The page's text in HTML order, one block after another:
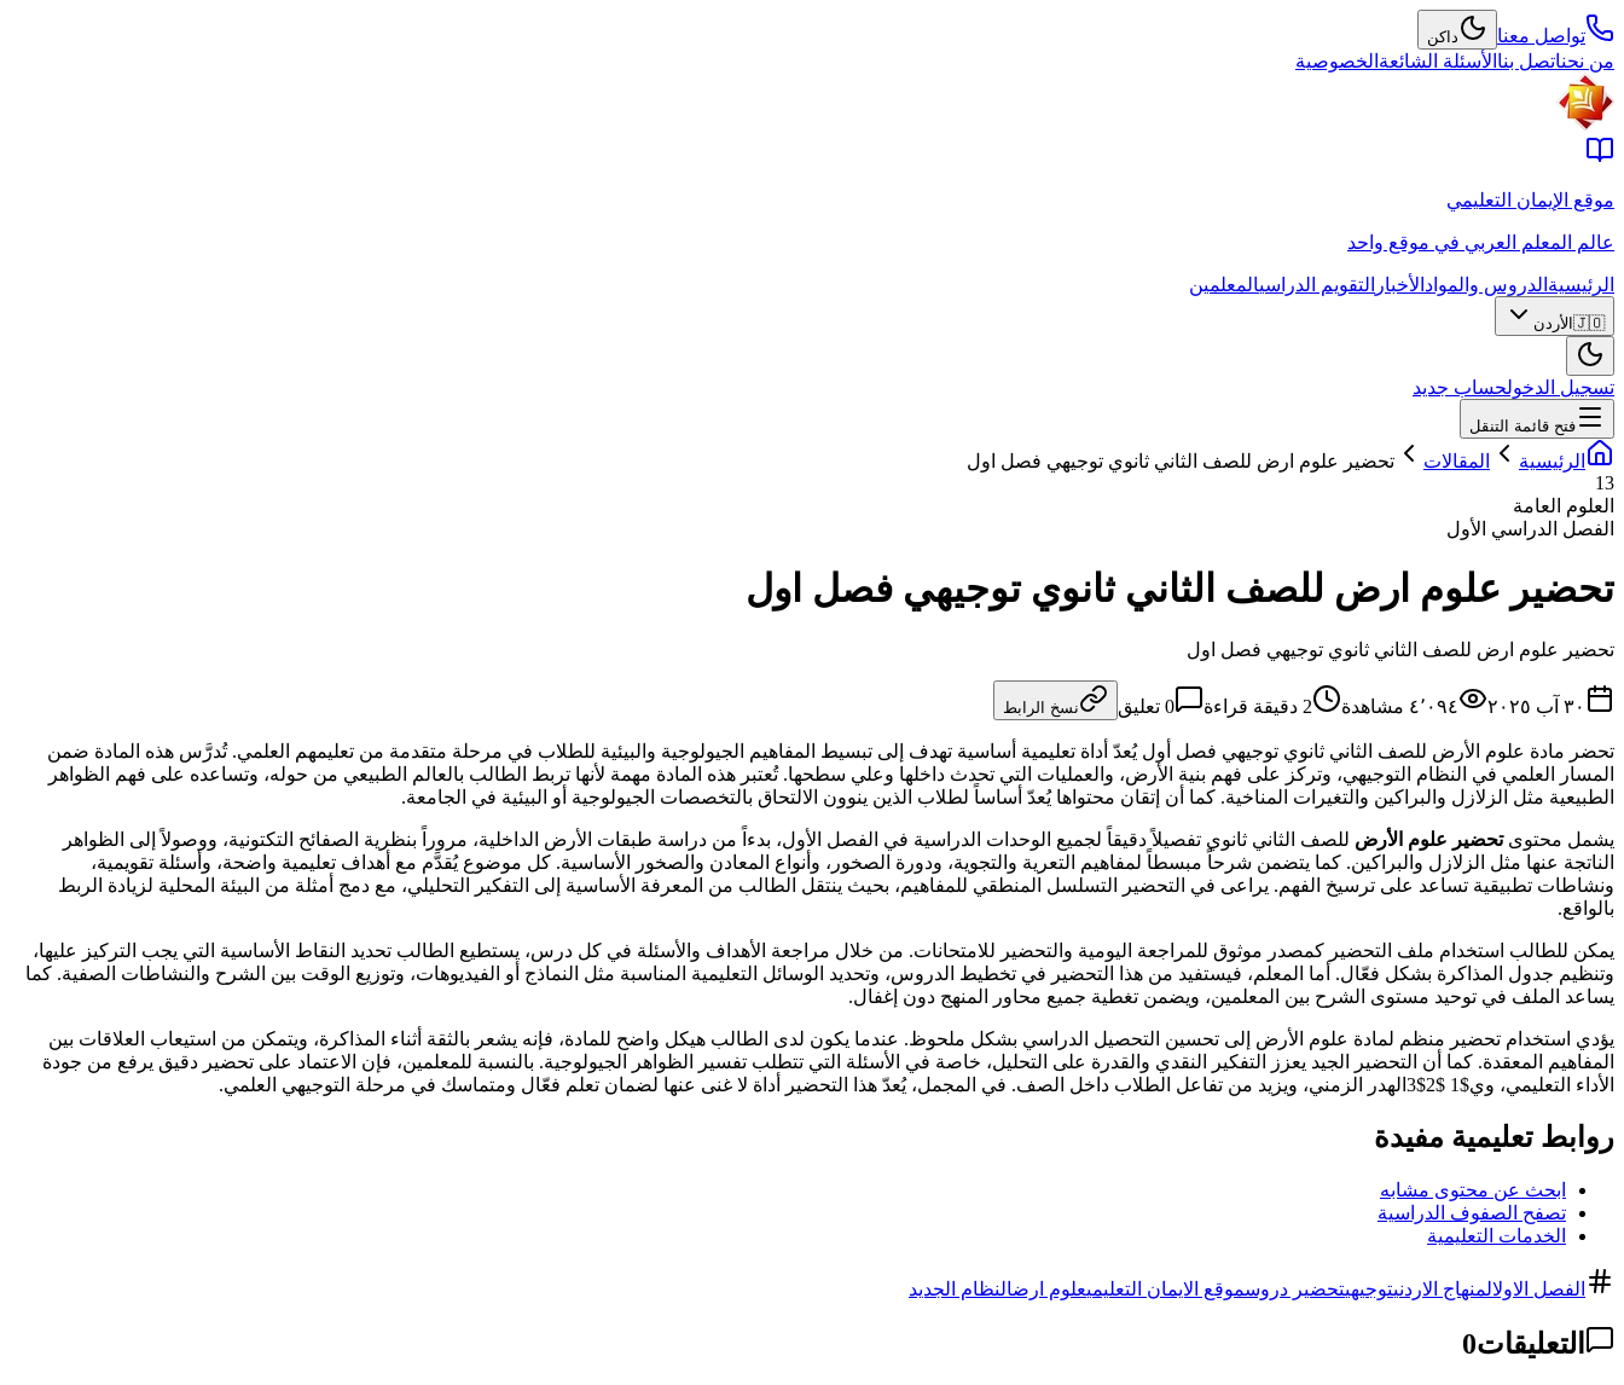
تواصل معنا داكن
من نحناتصل بنا الأسئلة الشائعة الخصوصية
موقع الإيمان التعليمي
عالم المعلم العربي في موقع واحد
الرئيسية الدروس والمواد الأخبار التقويم الدراسيالمعلمين
🇯🇴 الأردن
تسجيل الدخولحساب جديد
فتح قائمة التنقل
الرئيسية المقالات
تحضير علوم ارض للصف الثاني ثانوي توجيهي فصل اول
13
العلوم العامة
الفصل الدراسي الأول
تحضير علوم ارض للصف الثاني ثانوي توجيهي فصل اول
تحضير علوم ارض للصف الثاني ثانوي توجيهي فصل اول
٣٠ آب ٢٠٢٥ ٤٬٠٩٤ مشاهدة 2 دقيقة قراءة 0 تعليق نسخ الرابط
تحضر مادة علوم الأرض للصف الثاني ثانوي توجيهي فصل أول يُعدّ أداة تعليمية أساسية تهدف إلى تبسيط المفاهيم الجيولوجية والبيئية للطلاب في مرحلة متقدمة من تعليمهم العلمي. تُدرَّس هذه المادة ضمن
المسار العلمي في النظام التوجيهي، وتركز على فهم بنية الأرض، والعمليات التي تحدث داخلها وعلي سطحها. تُعتبر هذه المادة مهمة لأنها تربط الطالب بالعالم الطبيعي من حوله، وتساعده على فهم الظواهر
الطبيعية مثل الزلازل والبراكين والتغيرات المناخية. كما أن إتقان محتواها يُعدّ أساساً لطلاب الذين ينوون الالتحاق بالتخصصات الجيولوجية أو البيئية في الجامعة.
يشمل محتوىتحضير علوم الأرض للصف الثاني ثانوي تفصيلاً دقيقاً لجميع الوحدات الدراسية في الفصل الأول، بدءاً من دراسة طبقات الأرض الداخلية، مروراً بنظرية الصفائح التكتونية، ووصولاً إلى الظواهر
الناتجة عنها مثل الزلازل والبراكين. كما يتضمن شرحاً مبسطاً لمفاهيم التعرية والتجوية، ودورة الصخور، وأنواع المعادن والصخور الأساسية. كل موضوع يُقدَّم مع أهداف تعليمية واضحة، وأسئلة تقويمية،
ونشاطات تطبيقية تساعد على ترسيخ الفهم. يراعى في التحضير التسلسل المنطقي للمفاهيم، بحيث ينتقل الطالب من المعرفة الأساسية إلى التفكير التحليلي، مع دمج أمثلة من البيئة المحلية لزيادة الربط
بالواقع.
يمكن للطالب استخدام ملف التحضير كمصدر موثوق للمراجعة اليومية والتحضير للامتحانات. من خلال مراجعة الأهداف والأسئلة في كل درس، يستطيع الطالب تحديد النقاط الأساسية التي يجب التركيز عليها،
وتنظيم جدول المذاكرة بشكل فعّال. أما المعلم، فيستفيد من هذا التحضير في تخطيط الدروس، وتحديد الوسائل التعليمية المناسبة مثل النماذج أو الفيديوهات، وتوزيع الوقت بين الشرح والنشاطات الصفية. كما
يساعد الملف في توحيد مستوى الشرح بين المعلمين، ويضمن تغطية جميع محاور المنهج دون إغفال.
يؤدي استخدام تحضير منظم لمادة علوم الأرض إلى تحسين التحصيل الدراسي بشكل ملحوظ. عندما يكون لدى الطالب هيكل واضح للمادة، فإنه يشعر بالثقة أثناء المذاكرة، ويتمكن من استيعاب العلاقات بين
المفاهيم المعقدة. كما أن التحضير الجيد يعزز التفكير النقدي والقدرة على التحليل، خاصة في الأسئلة التي تتطلب تفسير الظواهر الجيولوجية. بالنسبة للمعلمين، فإن الاعتماد على تحضير دقيق يرفع من جودة
الأداء التعليمي، وي$1 $2$3الهدر الزمني، ويزيد من تفاعل الطلاب داخل الصف. في المجمل، يُعدّ هذا التحضير أداة لا غنى عنها لضمان تعلم فعّال ومتماسك في مرحلة التوجيهي العلمي.
روابط تعليمية مفيدة
ابحث عن محتوى مشابه
تصفح الصفوف الدراسية
الخدمات التعليمية
الفصل الاولالمنهاج الاردنيتوجيهيتحضير دروسموقع الايمان التعليميعلوم ارضالنظام الجديد
التعليقات0